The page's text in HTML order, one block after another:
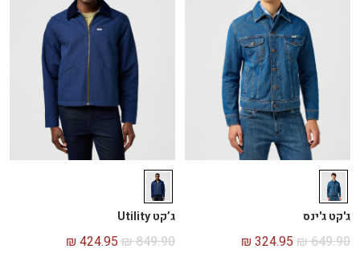
ג'קט ג'ינס
₪649.90
₪ 324.95
ג’קט Utility
₪849.90
₪ 424.95